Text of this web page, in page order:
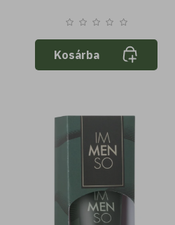
Kosárba